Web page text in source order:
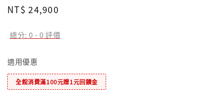
Regular
NT$ 24,900
總分:0 -0評價
適用優惠
全館消費滿100元贈1元回饋金